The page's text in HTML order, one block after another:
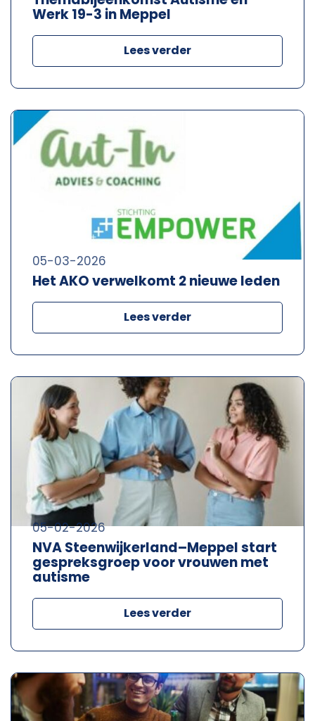
Werk 19-3 in Meppel
Lees verder
Het AKO verwelkomt 2 nieuwe leden
05-03-2026
Lees verder
NVA Steenwijkerland–Meppel start
gespreksgroep voor vrouwen met
autisme
05-02-2026
Lees verder